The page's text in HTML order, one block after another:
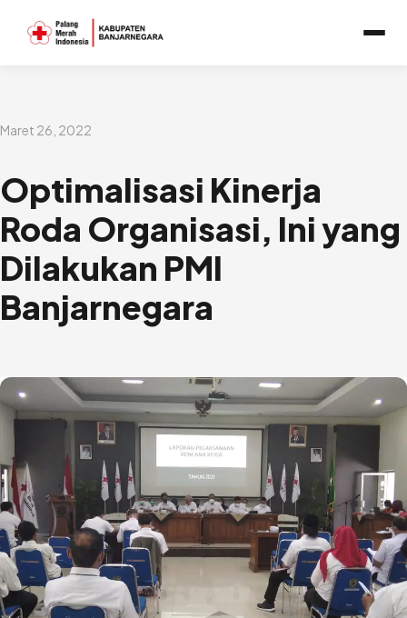
Maret 26, 2022
Optimalisasi Kinerja
Roda Organisasi, Ini yang
Dilakukan PMI
Banjarnegara